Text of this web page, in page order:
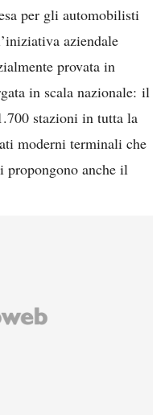
per gli automobilisti
aziendale
provata in
in scala nazionale: il
stazioni in tutta la
moderni terminali che
anche il